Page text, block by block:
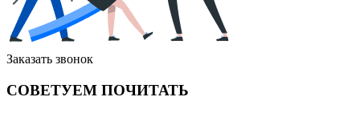
Заказать звонок
СОВЕТУЕМ ПОЧИТАТЬ